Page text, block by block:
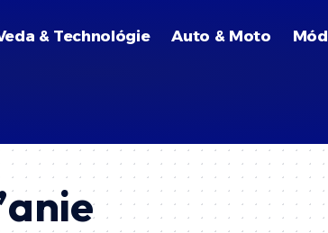
& Technológie Auto & Moto